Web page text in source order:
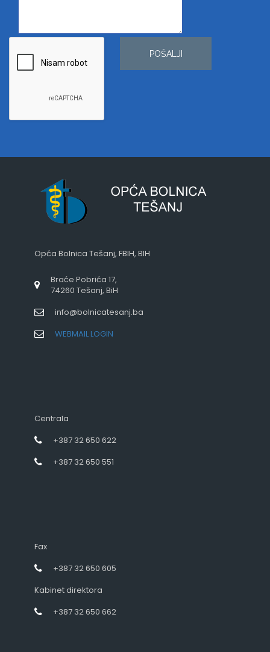
POŠALJI
Opća Bolnica Tešanj, FBIH, BIH
Braće Pobrića 17,
74260 Tešanj, BiH
info@bolnicatesanj.ba
WEBMAIL LOGIN
Centrala
+387 32 650 622
+387 32 650 551
Fax
+387 32 650 605
Kabinet direktora
+387 32 650 662